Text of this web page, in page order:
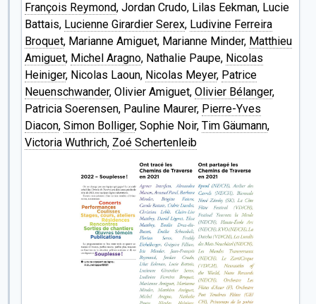
François Reymond, Jordan Crudo, Lilas Eekman, Lucie
Battais, Lucienne Girardier Serex, Ludivine Ferreira
Broquet, Marianne Amiguet, Marianne Minder, Matthieu
Amiguet, Michel Aragno, Nathalie Paupe, Nicolas
Heiniger, Nicolas Laoun, Nicolas Meyer, Patrice
Neuenschwander, Olivier Amiguet, Olivier Bélanger,
Patricia Soerensen, Pauline Maurer, Pierre-Yves
Diacon, Simon Bolliger, Sophie Noir, Tim Gäumann,
Victoria Wuthrich, Zoé Schertenleib